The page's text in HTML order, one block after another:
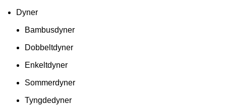
Dyner
Bambusdyner
Dobbeltdyner
Enkeltdyner
Sommerdyner
Tyngdedyner